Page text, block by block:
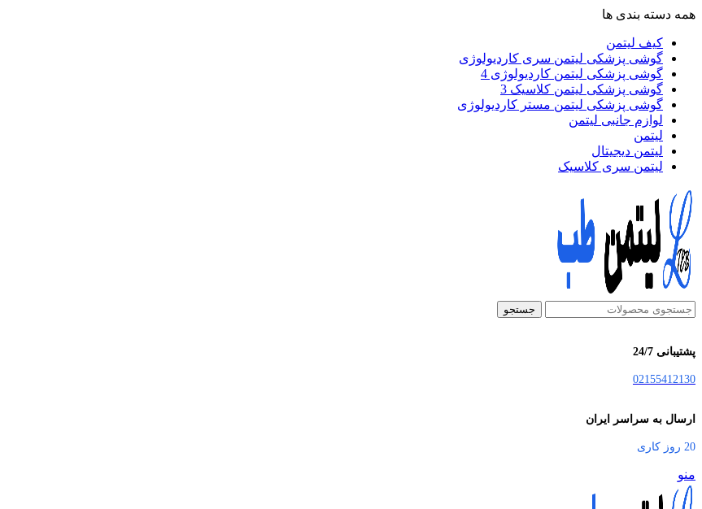
همه دسته بندی ها
کیف لیتمن
گوشی پزشکی لیتمن سری کاردیولوژی
گوشی پزشکی لیتمن کاردیولوژی 4
گوشی پزشکی لیتمن کلاسیک 3
گوشی پزشکی لیتمن مستر کاردیولوژی
لوازم جانبی لیتمن
لیتمن
لیتمن دیجیتال
لیتمن سری کلاسیک
جستجو
پشتیبانی 24/7
02155412130
ارسال به سراسر ایران
20 روز کاری
منو